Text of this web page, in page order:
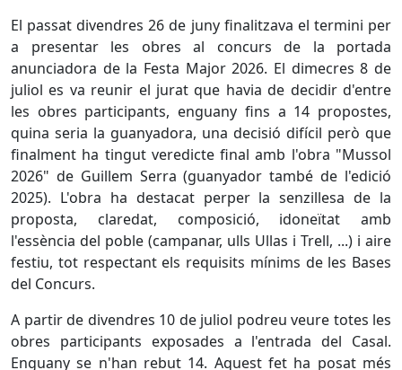
El passat divendres 26 de juny finalitzava el termini per
a presentar les obres al concurs de la portada
anunciadora de la Festa Major 2026. El dimecres 8 de
juliol es va reunir el jurat que havia de decidir d'entre
les obres participants, enguany fins a 14 propostes,
quina seria la guanyadora, una decisió difícil però que
finalment ha tingut veredicte final amb l'obra "Mussol
2026" de Guillem Serra (guanyador també de l'edició
2025). L'obra ha destacat perper la senzillesa de la
proposta, claredat, composició, idoneïtat amb
l'essència del poble (campanar, ulls Ullas i Trell, ...) i aire
festiu, tot respectant els requisits mínims de les Bases
del Concurs.
A partir de divendres 10 de juliol podreu veure totes les
obres participants exposades a l'entrada del Casal.
Enguany se n'han rebut 14. Aquest fet ha posat més